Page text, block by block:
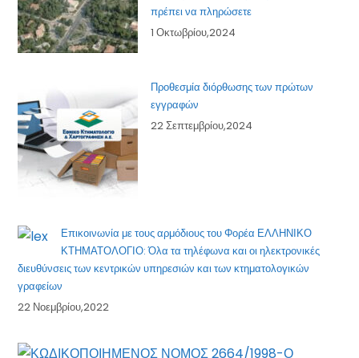
πρέπει να πληρώσετε
1 Οκτωβρίου,2024
Προθεσμία διόρθωσης των πρώτων
εγγραφών
22 Σεπτεμβρίου,2024
Επικοινωνία με τους αρμόδιους του Φορέα ΕΛΛΗΝΙΚΟ
ΚΤΗΜΑΤΟΛΟΓΙΟ: Όλα τα τηλέφωνα και οι ηλεκτρονικές
διευθύνσεις των κεντρικών υπηρεσιών και των κτηματολογικών
γραφείων
22 Νοεμβρίου,2022